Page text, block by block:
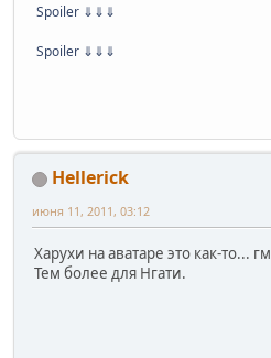
Spoiler ⇓⇓⇓
Spoiler ⇓⇓⇓
Hellerick
июня 11, 2011, 03:12
Харухи на аватаре это как-то...
Тем более для Нгати.